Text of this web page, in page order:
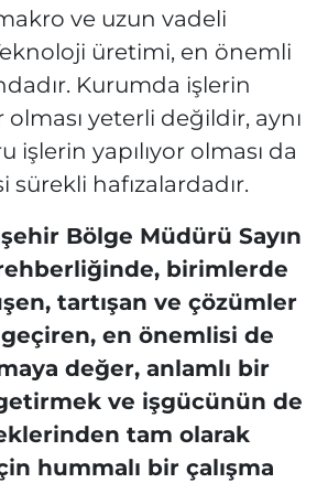
ve uzun vadeli
üretimi, en önemli
Kurumda işlerin
olması yeterli değildir, aynı
işlerin yapılıyor olması da
sürekli hafızalardadır.
Bölge Müdürü Sayın
rehberliğinde, birimlerde
tartışan ve çözümler
en önemlisi de
değer, anlamlı bir
ve işgücünün de
tam olarak
hummalı bir çalışma